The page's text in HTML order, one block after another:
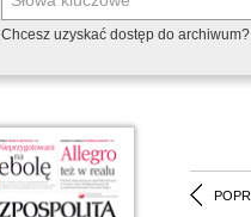
Chcesz uzyskać dostęp do archiwum?